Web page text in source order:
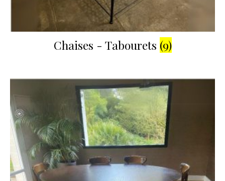
Chaises - Tabourets (9)